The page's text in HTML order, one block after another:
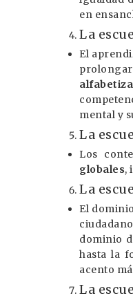
en
La
El
prolongar
mental y
La
Los
globales,
La
El
dominio
hasta la
acento
La